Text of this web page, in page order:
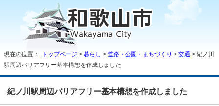
現在の位置： トップページ > 暮らし > 道路・公園・まちづくり > 交通 > 紀ノ川
駅周辺バリアフリー基本構想を作成しました
紀ノ川駅周辺バリアフリー基本構想を作成しました